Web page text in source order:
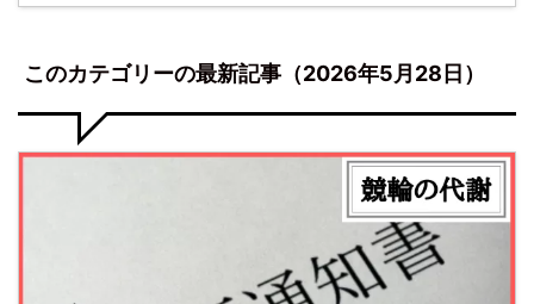
このカテゴリーの最新記事（2026年5月28日）